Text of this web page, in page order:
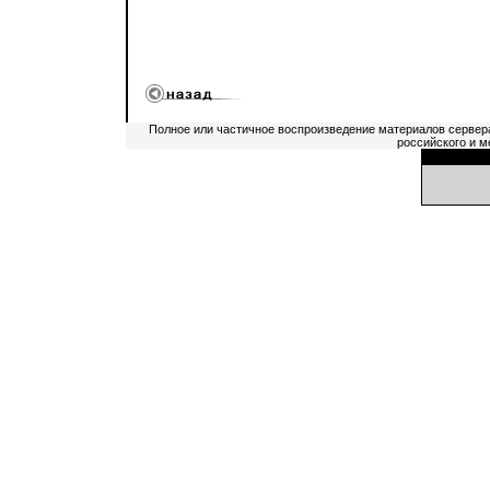
Полное или частичное воспроизведение материалов
российского и